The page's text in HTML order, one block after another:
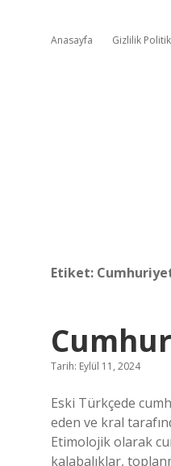
Anasayfa Gizlilik
Etiket:
Tarih: Eylül 11, 2024
Eski Türkçede
eden ve kral
Etimolojik olarak
kalabalıklar,